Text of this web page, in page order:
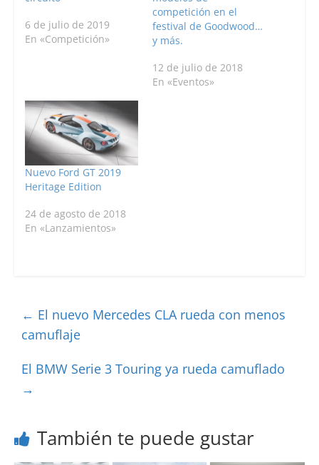
6 de julio de 2019
En «Competición»
competición en el
festival de Goodwood…
y más.
12 de julio de 2018
En «Eventos»
Nuevo Ford GT 2019
Heritage Edition
24 de agosto de 2018
En «Lanzamientos»
← El nuevo Mercedes CLA rueda con menos
camuflaje
El BMW Serie 3 Touring ya rueda camuflado
→
También te puede gustar